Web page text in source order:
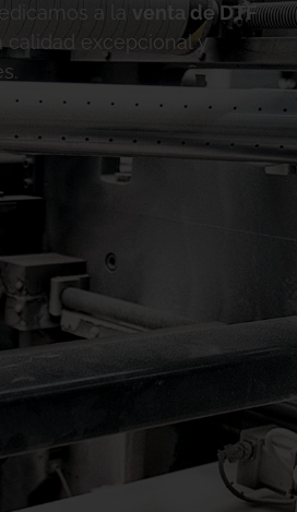
a la
venta de DTF
calidad excepcional y